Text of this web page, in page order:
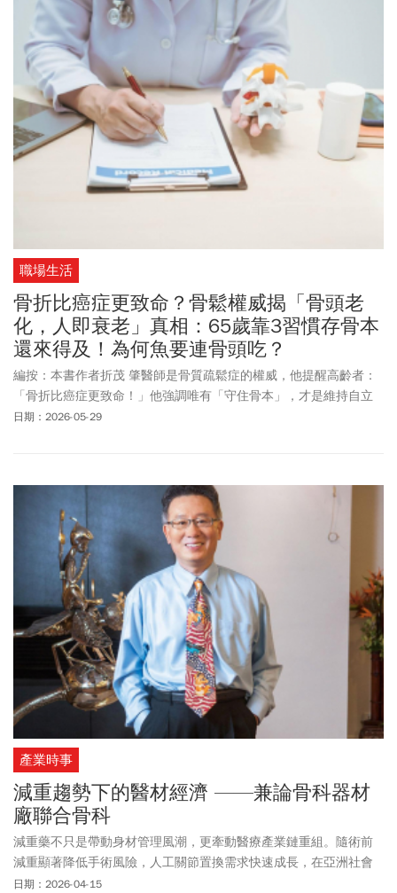
職場生活
骨折比癌症更致命？骨鬆權威揭「骨頭老
化，人即衰老」真相：65歲靠3習慣存骨本
還來得及！為何魚要連骨頭吃？
編按：本書作者折茂 肇醫師是骨質疏鬆症的權威，他提醒高齡者：
「骨折比癌症更致命！」他強調唯有「守住骨本」，才是維持自立
生活與老年尊嚴的最後一道防線。並提出簡單、全齡友善的「預防
立補鈣、運動、曬太陽與防跌倒習慣，避免老後陷入骨折、臥床與
失能的惡性循環。
日期：2026-05-29
產業時事
減重趨勢下的醫材經濟 ——兼論骨科器材
廠聯合骨科
減重藥不只是帶動身材管理風潮，更牽動醫療產業鏈重組。隨術前
減重顯著降低手術風險，人工關節置換需求快速成長，在亞洲社會
高齡化趨勢下，醫材市場可望進一步擴張。
日期：2026-04-15